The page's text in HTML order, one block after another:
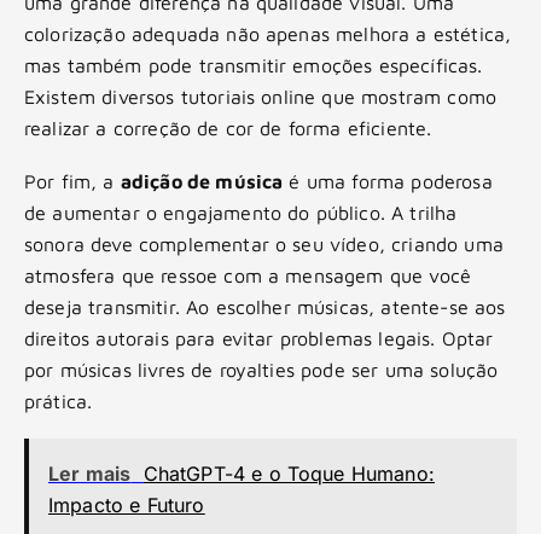
colorização adequada não apenas melhora a estética,
mas também pode transmitir emoções específicas.
Existem diversos tutoriais online que mostram como
realizar a correção de cor de forma eficiente.
Por fim, a adição de música é uma forma poderosa
de aumentar o engajamento do público. A trilha
sonora deve complementar o seu vídeo, criando uma
atmosfera que ressoe com a mensagem que você
deseja transmitir. Ao escolher músicas, atente-se aos
direitos autorais para evitar problemas legais. Optar
por músicas livres de royalties pode ser uma solução
prática.
Ler mais ChatGPT-4 e o Toque Humano:
Impacto e Futuro